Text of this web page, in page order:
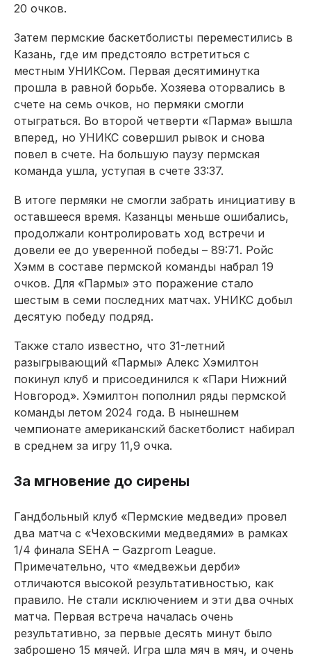
20 очков.
Затем пермские баскетболисты переместились в
Казань, где им предстояло встретиться с
местным УНИКСом. Первая десятиминутка
прошла в равной борьбе. Хозяева оторвались в
счете на семь очков, но пермяки смогли
отыграться. Во второй четверти «Парма» вышла
вперед, но УНИКС совершил рывок и снова
повел в счете. На большую паузу пермская
команда ушла, уступая в счете 33:37.
В итоге пермяки не смогли забрать инициативу в
оставшееся время. Казанцы меньше ошибались,
продолжали контролировать ход встречи и
довели ее до уверенной победы – 89:71. Ройс
Хэмм в составе пермской команды набрал 19
очков. Для «Пармы» это поражение стало
шестым в семи последних матчах. УНИКС добыл
десятую победу подряд.
Также стало известно, что 31-летний
разыгрывающий «Пармы» Алекс Хэмилтон
покинул клуб и присоединился к «Пари Нижний
Новгород». Хэмилтон пополнил ряды пермской
команды летом 2024 года. В нынешнем
чемпионате американский баскетболист набирал
в среднем за игру 11,9 очка.
За мгновение до сирены
Гандбольный клуб «Пермские медведи» провел
два матча с «Чеховскими медведями» в рамках
1/4 финала SEHA – Gazprom League.
Примечательно, что «медвежьи дерби»
отличаются высокой результативностью, как
правило. Не стали исключением и эти два очных
матча. Первая встреча началась очень
результативно, за первые десять минут было
заброшено 15 мячей. Игра шла мяч в мяч, и очень